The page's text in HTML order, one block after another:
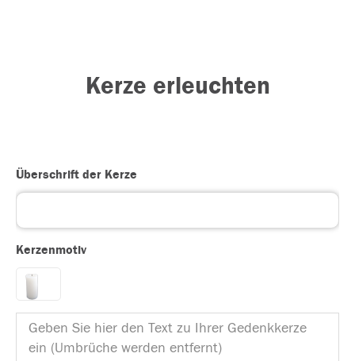
Kerze erleuchten
Überschrift der Kerze
Kerzenmotiv